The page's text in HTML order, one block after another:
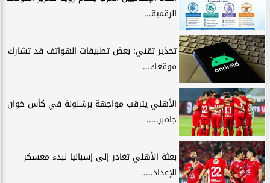
الرقمية...
تحذير تقني: بعض تطبيقات الهواتف قد تشارك
موقعك...
الأهلي يترقب مواجهة برشلونة في كأس خوان
جامبر.....
بعثة الأهلي تغادر إلى إسبانيا لبدء معسكر
الإعداد.....